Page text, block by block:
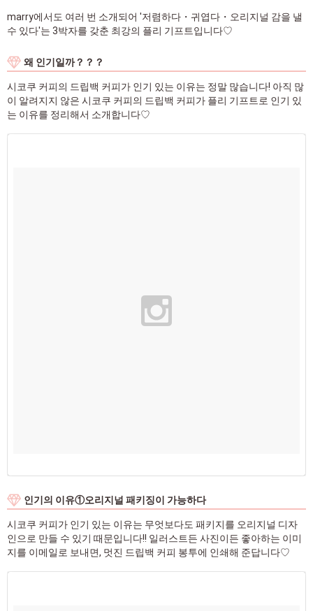
marry에서도 여러 번 소개되어 '저렴하다・귀엽다・오리지널 감을 낼
수 있다'는 3박자를 갖춘 최강의 플리 기프트입니다♡
왜 인기일까？？？
시코쿠 커피의 드립백 커피가 인기 있는 이유는 정말 많습니다! 아직 많
이 알려지지 않은 시코쿠 커피의 드립백 커피가 플리 기프트로 인기 있
는 이유를 정리해서 소개합니다♡
인기의 이유①오리지널 패키징이 가능하다
시코쿠 커피가 인기 있는 이유는 무엇보다도 패키지를 오리지널 디자
인으로 만들 수 있기 때문입니다!! 일러스트든 사진이든 좋아하는 이미
지를 이메일로 보내면, 멋진 드립백 커피 봉투에 인쇄해 준답니다♡